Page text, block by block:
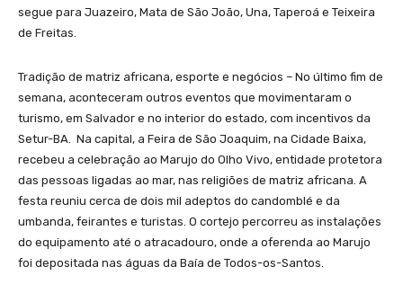
segue para Juazeiro, Mata de São João, Una, Taperoá e Teixeira
de Freitas.
Tradição de matriz africana, esporte e negócios – No último fim de
semana, aconteceram outros eventos que movimentaram o
turismo, em Salvador e no interior do estado, com incentivos da
Setur-BA. Na capital, a Feira de São Joaquim, na Cidade Baixa,
recebeu a celebração ao Marujo do Olho Vivo, entidade protetora
das pessoas ligadas ao mar, nas religiões de matriz africana. A
festa reuniu cerca de dois mil adeptos do candomblé e da
umbanda, feirantes e turistas. O cortejo percorreu as instalações
do equipamento até o atracadouro, onde a oferenda ao Marujo
foi depositada nas águas da Baía de Todos-os-Santos.